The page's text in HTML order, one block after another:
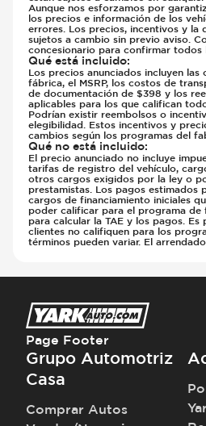
Aunque nos esforzamos por
los precios e información de los
errores. Los precios, incentivos y la
sujetos a cambio sin previo aviso.
concesionario para confirmar todos
Qué está incluido:
Los precios anunciados incluyen las
fábrica, el MSRP, los costos de
de documentación de $398 y los
aplicables para los que califican
Podrían existir reembolsos o
elegibilidad. Estos incentivos y
cambios según los programas del
Qué no está incluido:
El precio anunciado no incluye
tarifas de registro del vehículo,
otros cargos exigidos por la ley o
prestamistas. Los pagos estimados
cargos de financiamiento iniciales
poder calificar para el programa de
para calcular la TAE y los pagos. Es
clientes no califiquen para los
términos pueden variar. El
Page Footer
Grupo Automotriz
Casa
Comprar Autos